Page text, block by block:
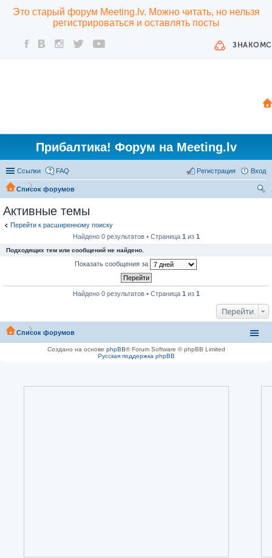
Это старый форум Meeting.lv. Можно читать, но нельзя
регистрироваться и оставлять посты
Прибалтика! Форум на Meeting.lv
Ссылки FAQ Вход
Регистрация
Список форумов
Активные темы
Перейти к расширенному поиску
Найдено 0 результатов • Страница 1 из 1
Подходящих тем или сообщений не найдено.
Показать сообщения за
Найдено 0 результатов • Страница 1 из 1
Перейти
Список форумов
Создано на основе phpBB® Forum Software © phpBB Limited
Русская поддержка phpBB